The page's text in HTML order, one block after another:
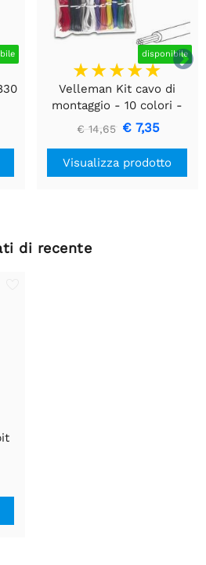

disponibile
Velleman Kit cavo di
montaggio - 10 colori -
60m - multipolare
€ 14,65 € 7,35
Visualizza prodotto
di recente